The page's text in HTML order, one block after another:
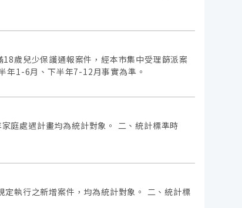
歲兒少保護通報案件，經本市集中受理篩派案
年1-6月、下半年7-12月事實為準。
庭處遇計畫均為統計對象。 二、統計標準時
執行之新增案件，均為統計對象。 二、統計標